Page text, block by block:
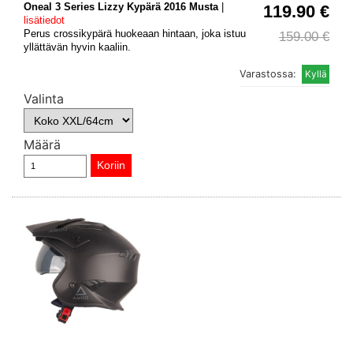
119.90 €
159.00 €
Oneal 3 Series Lizzy Kypärä 2016 Musta|
lisätiedot
Perus crossikypärä huokeaan hintaan, joka istuu
yllättävän hyvin kaaliin.
Varastossa:
Valinta
Määrä